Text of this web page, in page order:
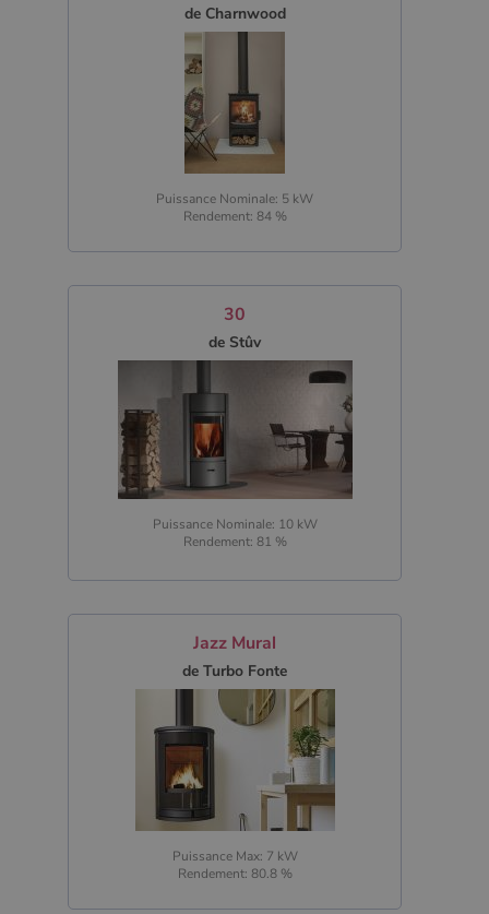
de Charnwood
Puissance Nominale: 5 kW
Rendement: 84 %
30
de Stûv
Puissance Nominale: 10 kW
Rendement: 81 %
Jazz Mural
de Turbo Fonte
Puissance Max: 7 kW
Rendement: 80.8 %